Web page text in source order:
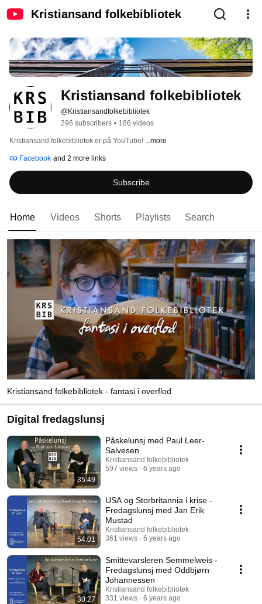
Kristiansand folkebibliotek
Kristiansand folkebibliotek
@Kristiansandfolkebibliotek
296 subscribers • 186 videos
Kristiansand folkebibliotek er på YouTube! ...more
Facebook and 2 more links
Subscribe
Home Videos Shorts Playlists Search
Kristiansand folkebibliotek - fantasi i overflod
Digital fredagslunsj
35:49
Påskelunsj med Paul Leer-
Salvesen
Kristiansand folkebibliotek
597 views
6 years ago
54:01
USA og Storbritannia i krise -
Fredagslunsj med Jan Erik
Mustad
Kristiansand folkebibliotek
361 views
6 years ago
30:27
Smittevarsleren Semmelweis -
Fredagslunsj med Oddbjørn
Johannessen
Kristiansand folkebibliotek
331 views
6 years ago